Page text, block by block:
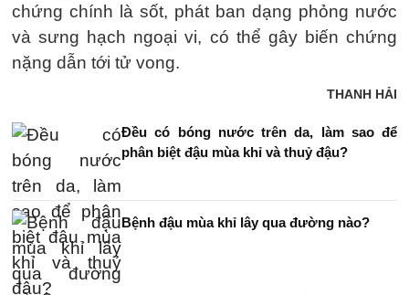
chứng chính là sốt, phát ban dạng phỏng nước
và sưng hạch ngoại vi, có thể gây biến chứng
nặng dẫn tới tử vong.
THANH HẢI
Đều có bóng nước trên da, làm sao để
phân biệt đậu mùa khỉ và thuỷ đậu?
Bệnh đậu mùa khỉ lây qua đường nào?